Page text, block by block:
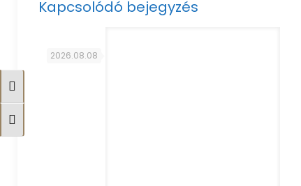
Nagy kontraszt váltása
Betűméret váltása
Kapcsolódó bejegyzés
2026.08.08